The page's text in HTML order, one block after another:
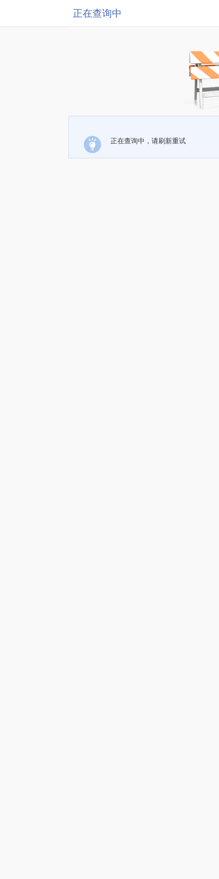
正在查询中
正在查询中，请刷新重试